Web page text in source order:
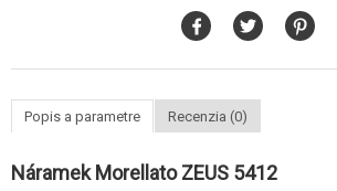
Popis a parametre Recenzia (0)
Náramek Morellato ZEUS 5412